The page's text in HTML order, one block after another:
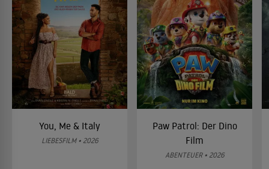
You, Me & Italy
LIEBESFILM • 2026
Paw Patrol: Der Dino
Film
ABENTEUER • 2026